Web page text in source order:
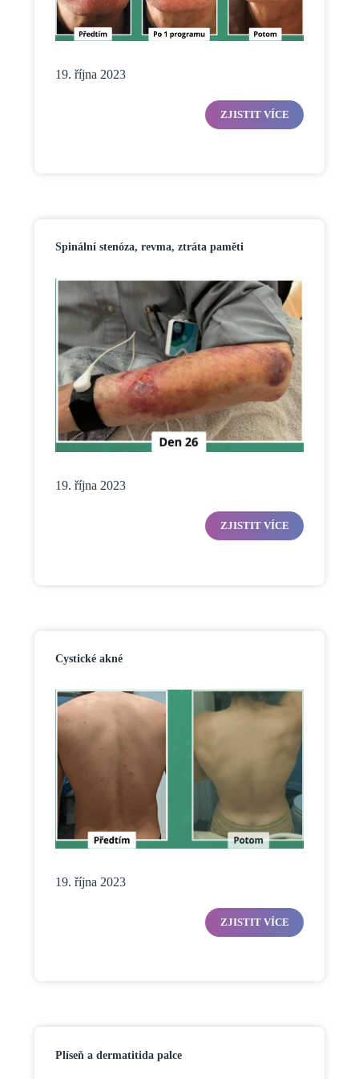
19. října 2023
ZJISTIT VÍCE
Spinální stenóza, revma, ztráta paměti
19. října 2023
ZJISTIT VÍCE
Cystické akné
19. října 2023
ZJISTIT VÍCE
Plíseň a dermatitida palce